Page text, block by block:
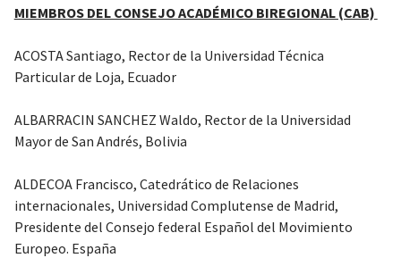
MIEMBROS DEL CONSEJO ACADÉMICO BIREGIONAL (CAB)
ACOSTA Santiago, Rector de la Universidad Técnica
Particular de Loja, Ecuador
ALBARRACIN SANCHEZ Waldo, Rector de la Universidad
Mayor de San Andrés, Bolivia
ALDECOA Francisco, Catedrático de Relaciones
internacionales, Universidad Complutense de Madrid,
Presidente del Consejo federal Español del Movimiento
Europeo. España